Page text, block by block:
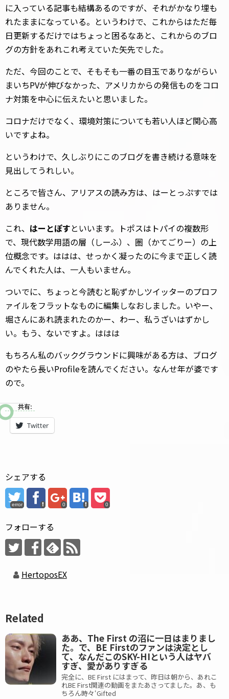
に入っている記事も結構あるのですが、それがかなり埋も
れたままになっている。というわけで、これからはただ毎
日更新するだけではちょっと困るなあと、これからのブロ
グの方針をあれこれ考えていた矢先でした。
ただ、今回のことで、そもそも一番の目玉でありながらい
まいちPVが伸びなかった、アメリカからの発信ものをコロ
ナ対策を中心に伝えたいと思いました。
コロナだけでなく、環境対策についても若い人ほど関心高
いですよね。
というわけで、久しぶりにこのブログを書き続ける意味を
見出してうれしい。
ところで皆さん、アリアスの読み方は、はーとっぷすでは
ありません。
これ、 はーとぽすといいます。トポスはトパイの複数形
で、現代数学用語の層（しーふ）、圏（かてごりー）の上
位概念です。ははは、せっかく凝ったのに今まで正しく読
んでくれた人は、一人もいません。
ついでに、ちょっと今読むと恥ずかしツイッターのプロフ
ァイルをフラットなものに編集しなおしました。いやー、
堀さんにあれ読まれたのかー、わー、私うざいはずかし
い。もう、ないですよ。ははは
もちろん私のバックグラウンドに興味がある方は、ブログ
のやたら長いProfileを読んでください。なんせ年が婆です
ので。
共有:
Twitter
シェアする
error 0 0
フォローする
HertoposEX
Related
ああ、The First の沼に一日はまりまし
た。で、BE Firstのファンは決定とし
て、なんだこのSKY-HIという人はヤバ
すぎ、愛がありすぎる
完全に、BE First にはまって、昨日は朝から、あれこ
れBE First関連の動画をまたあさってました。あ、も
ちろん時々‘Gifted